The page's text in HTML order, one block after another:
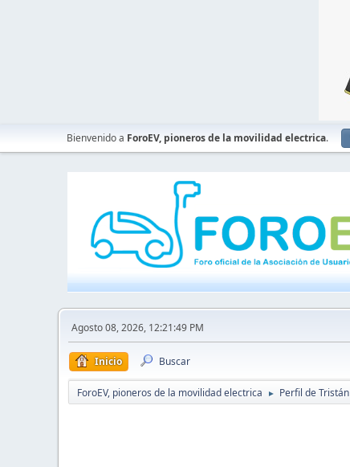
Bienvenido a ForoEV, pioneros de la movilidad electrica.
Agosto 08, 2026, 12:21:49 PM
Inicio Buscar
ForoEV, pioneros de la movilidad electrica ► Perfil de Tristán